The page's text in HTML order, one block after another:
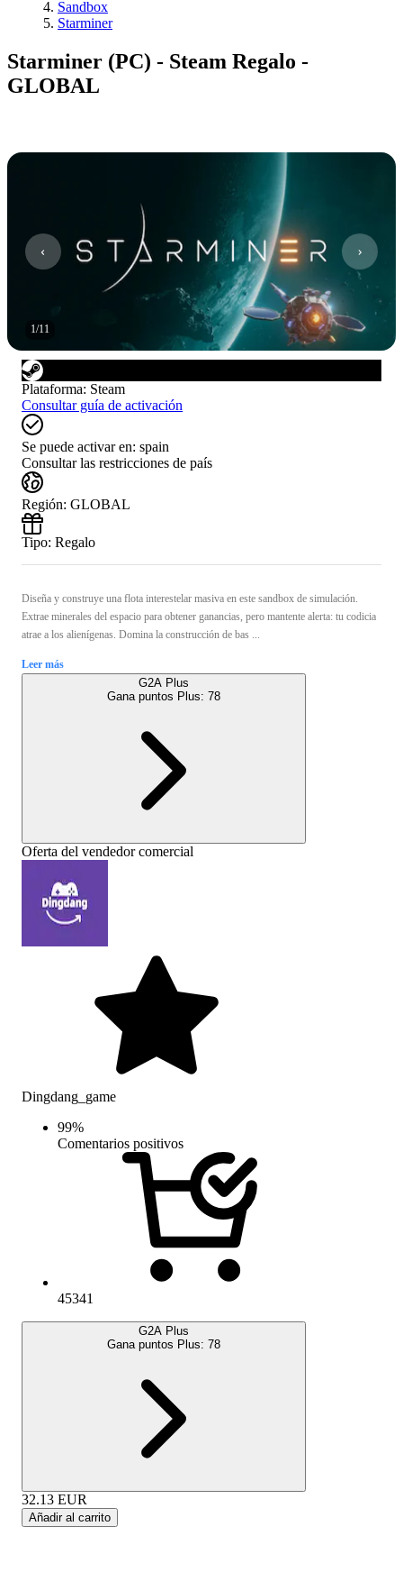
Sandbox
Starminer
Starminer (PC) - Steam Regalo -
GLOBAL
1/11
Plataforma: Steam
Consultar guía de activación
Se puede activar en: spain
Consultar las restricciones de país
Región: GLOBAL
Tipo: Regalo
Diseña y construye una flota interestelar masiva en este sandbox de simulación.
Extrae minerales del espacio para obtener ganancias, pero mantente alerta: tu codicia
atrae a los alienígenas. Domina la construcción de bas ...
Leer más
G2A Plus
Gana puntos Plus: 78
Oferta del vendedor comercial
Dingdang_game
99%
Comentarios positivos
45341
G2A Plus
Gana puntos Plus: 78
32.13 EUR
Añadir al carrito